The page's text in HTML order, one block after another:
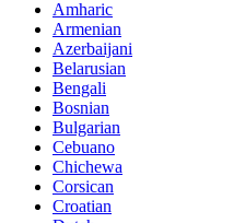
Amharic
Armenian
Azerbaijani
Belarusian
Bengali
Bosnian
Bulgarian
Cebuano
Chichewa
Corsican
Croatian